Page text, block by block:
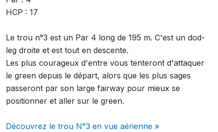
HCP : 17
Le trou n°3 est un Par 4 long de 195 m. C'est un dod-
leg droite et est tout en descente.
Les plus courageux d'entre vous tenteront d'attaquer
le green depuis le départ, alors que les plus sages
passeront par son large fairway pour mieux se
positionner et aller sur le green.
Découvrez le trou N°3 en vue aérienne »